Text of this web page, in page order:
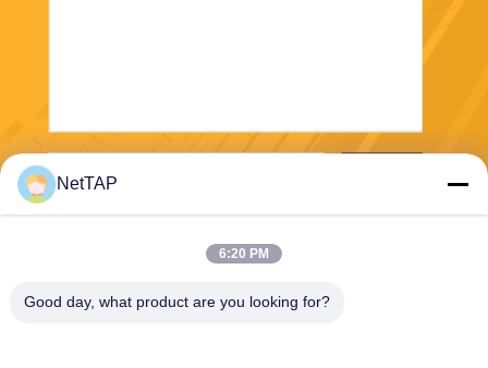
NetTAP
6:20 PM
Good day, what product are you looking for?